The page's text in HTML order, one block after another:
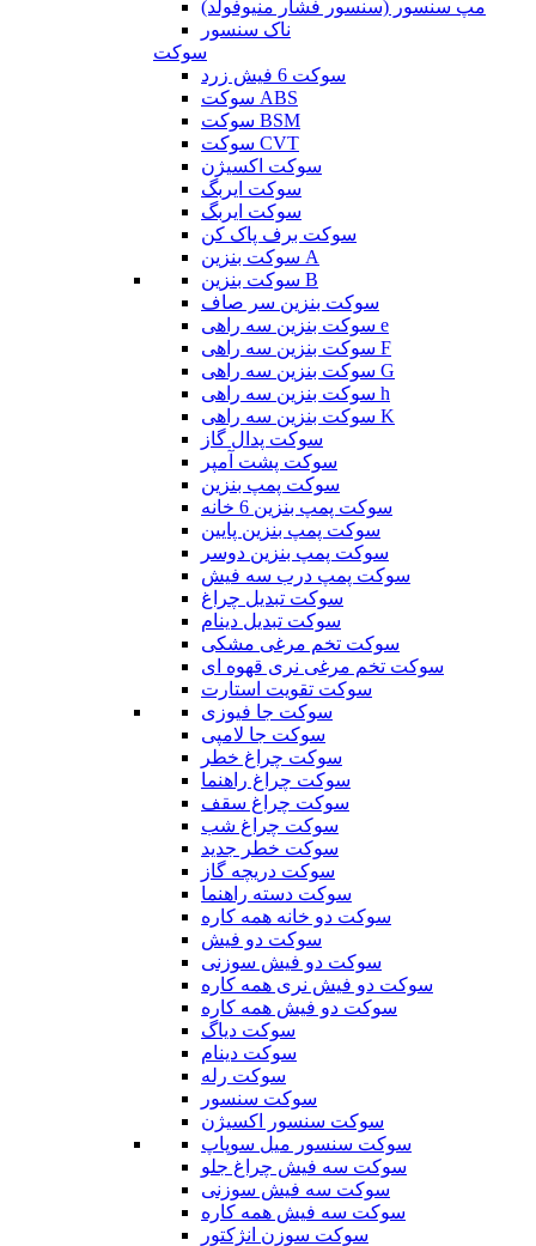
مپ سنسور (سنسور فشار منیوفولد)
ناک سنسور
سوکت
سوکت 6 فیش زرد
سوکت ABS
سوکت BSM
سوکت CVT
سوکت اکسیژن
سوکت ایربگ
سوکت ایربگ
سوکت برف پاک کن
سوکت بنزین A
سوکت بنزین B
سوکت بنزین سر صاف
سوکت بنزین سه راهی e
سوکت بنزین سه راهی F
سوکت بنزین سه راهی G
سوکت بنزین سه راهی h
سوکت بنزین سه راهی K
سوکت پدال گاز
سوکت پشت آمپر
سوکت پمپ بنزین
سوکت پمپ بنزین 6 خانه
سوکت پمپ بنزین پایین
سوکت پمپ بنزین دوسر
سوکت پمپ درب سه فیش
سوکت تبدیل چراغ
سوکت تبدیل دینام
سوکت تخم مرغی مشکی
سوکت تخم مرغی نری قهوه ای
سوکت تقویت استارت
سوکت جا فیوزی
سوکت جا لامپی
سوکت چراغ خطر
سوکت چراغ راهنما
سوکت چراغ سقف
سوکت چراغ شب
سوکت خطر جدید
سوکت دریچه گاز
سوکت دسته راهنما
سوکت دو خانه همه کاره
سوکت دو فیش
سوکت دو فیش سوزنی
سوکت دو فیش نری همه کاره
سوکت دو فیش همه کاره
سوکت دیاگ
سوکت دینام
سوکت رله
سوکت سنسور
سوکت سنسور اکسیژن
سوکت سنسور میل سوپاپ
سوکت سه فیش چراغ جلو
سوکت سه فیش سوزنی
سوکت سه فیش همه کاره
سوکت سوزن انژکتور